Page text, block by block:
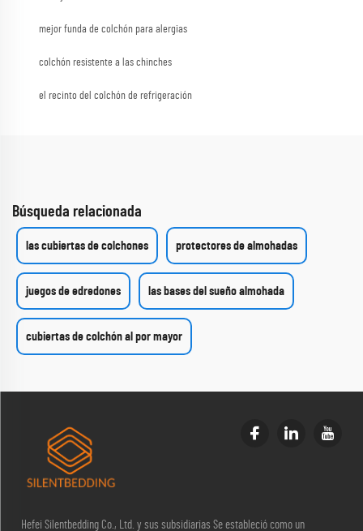
mejor funda de colchón para alergias
colchón resistente a las chinches
el recinto del colchón de refrigeración
Búsqueda relacionada
las cubiertas de colchones protectores de almohadas
juegos de edredones las bases del sueño almohada
cubiertas de colchón al por mayor
Hefei Silentbedding Co., Ltd. y sus subsidiarias Se estableció como un